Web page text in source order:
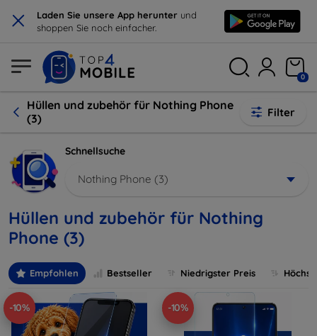
× Laden Sie unsere App herunter und
shoppen Sie noch einfacher.
0
Hüllen und zubehör für Nothing Phone
(3)
Filter
Schnellsuche
Nothing Phone (3)
Hüllen und zubehör für Nothing
Phone (3)
Empfohlen Bestseller Niedrigster Preis
-10% -10%